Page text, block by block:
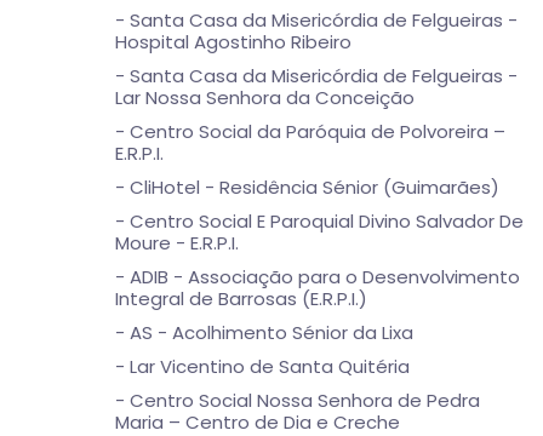
- Santa Casa da Misericórdia de Felgueiras -
Hospital Agostinho Ribeiro
- Santa Casa da Misericórdia de Felgueiras -
Lar Nossa Senhora da Conceição
- Centro Social da Paróquia de Polvoreira –
E.R.P.I.
- CliHotel - Residência Sénior (Guimarães)
- Centro Social E Paroquial Divino Salvador De
Moure - E.R.P.I.
- ADIB - Associação para o Desenvolvimento
Integral de Barrosas (E.R.P.I.)
- AS - Acolhimento Sénior da Lixa
- Lar Vicentino de Santa Quitéria
- Centro Social Nossa Senhora de Pedra
Maria – Centro de Dia e Creche